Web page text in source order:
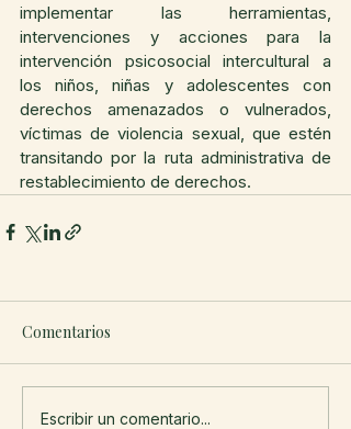
implementar las herramientas,
intervenciones y acciones para la
intervención psicosocial intercultural a
los niños, niñas y adolescentes con
derechos amenazados o vulnerados,
víctimas de violencia sexual, que estén
transitando por la ruta administrativa de
restablecimiento de derechos.
Comentarios
Escribir un comentario...